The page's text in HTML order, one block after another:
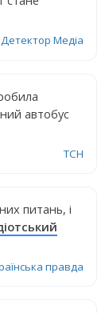
Детектор Медіа
автобус
ТСН
питань, і
правда